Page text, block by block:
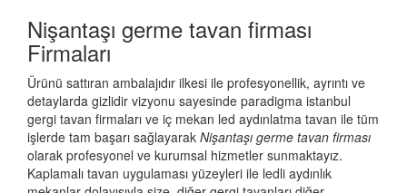
Nişantaşı germe tavan firması
Firmaları
Ürünü sattıran ambalajıdır ilkesi ile profesyonellik, ayrıntı ve
detaylarda gizlidir vizyonu sayesinde paradigma istanbul
gergi tavan firmaları ve iç mekan led aydınlatma tavan ile tüm
işlerde tam başarı sağlayarak Nişantaşı germe tavan firması
olarak profesyonel ve kurumsal hizmetler sunmaktayız.
Kaplamalı tavan uygulaması yüzeyleri ile ledli aydınlık